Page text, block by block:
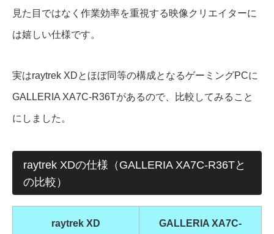
見た目ではなく作業効率を重視する映像クリエイターに
は嬉しい仕様です。
実はraytrek XDとほぼ同等の構成となるゲーミングPCに
GALLERIA XA7C-R36Tがあるので、比較してみること
にしました。
raytrek XDの仕様（GALLERIA XA7C-R36Tと
の比較）
raytrek XD GALLERIA XA7C-